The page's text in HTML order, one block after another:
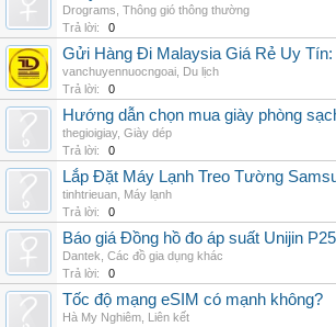
Drograms Thông gió thông thường
Trả lời:
0
Gửi Hàng Đi Malaysia Giá Rẻ Uy
vanchuyennuocngoai Du lịch
Trả lời:
0
Hướng dẫn chọn mua giày phòng
thegioigiay, Giày dép
Trả lời:
0
Lắp Đặt Máy Lạnh Treo Tường
tinhtrieuan Máy lạnh
Trả lời:
0
Báo giá Đồng hồ đo áp suất Unijin
Dantek Các đồ gia dụng khác
Trả lời:
0
Tốc độ mạng eSIM có mạnh không?
Hà My Nghiêm Liên kết